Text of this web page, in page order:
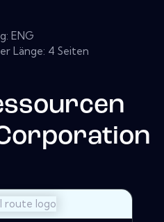
ENG
Länge: 4 Seiten